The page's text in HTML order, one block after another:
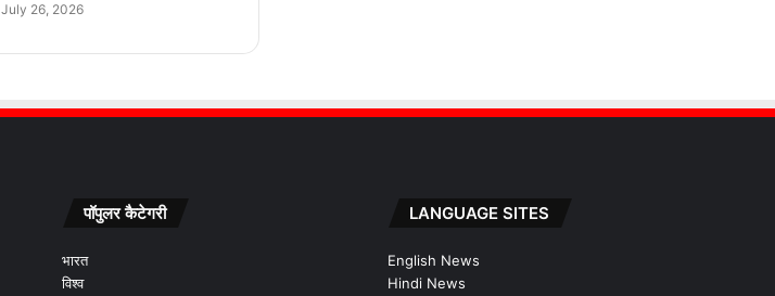
July 26, 2026
पॉपुलर कैटेगरी
भारत
विश्व
LANGUAGE SITES
English News
Hindi News